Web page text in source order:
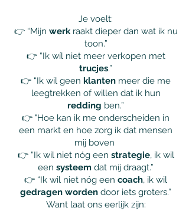
Je voelt:
👉 “Mijn werkraakt dieper dan wat ik nu
toon.”
👉 “Ik wíl niet meer verkopen met
trucjes.”
👉 “Ik wil geen klanten meer die me
leegtrekken of willen dat ik hun
redding ben.”
👉 "Hoe kan ik me onderscheiden in
een markt en hoe zorg ik dat mensen
mij boven
👉 “Ik wil niet nóg een strategie, ik wil
een systeem dat míj draagt.”
👉 “Ik wil niet nóg een coach, ik wil
gedragen worden door iets groters.”
Want laat ons eerlijk zijn: